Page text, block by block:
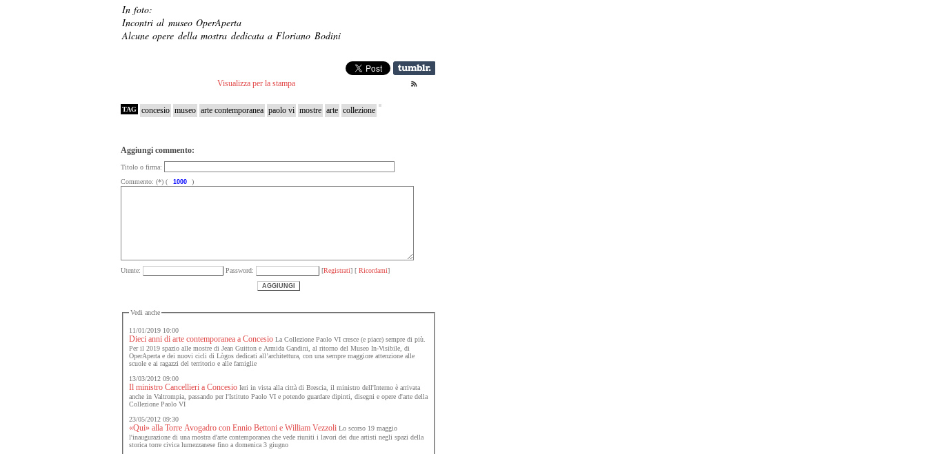
In foto:
Incontri al museo OperAperta
Alcune opere della mostra dedicata a Floriano Bodini
Visualizza per la stampa
TAG concesio museo arte contemporanea paolo vi mostre arte collezione
Aggiungi commento:
Titolo o firma:
Commento: (*) (
)
Utente: Password: [Registrati] [ Ricordami]
Vedi anche
11/01/2019 10:00
Dieci anni di arte contemporanea a ConcesioLa Collezione Paolo VI cresce (e piace) sempre di più.
Per il 2019 spazio alle mostre di Jean Guitton e Armida Gandini, al ritorno del Museo In-Visibile, di
OperAperta e dei nuovi cicli di Lògos dedicati all’architettura, con una sempre maggiore attenzione alle
scuole e ai ragazzi del territorio e alle famiglie
13/03/2012 09:00
Il ministro Cancellieri a ConcesioIeri in vista alla città di Brescia, il ministro dell'Interno è arrivata
anche in Valtrompia, passando per l'Istituto Paolo VI e potendo guardare dipinti, disegni e opere d'arte della
Collezione Paolo VI
23/05/2012 09:30
«Qui» alla Torre Avogadro con Ennio Bettoni e William VezzoliLo scorso 19 maggio
l'inaugurazione di una mostra d'arte contemporanea che vede riuniti i lavori dei due artisti negli spazi della
storica torre civica lumezzanese fino a domenica 3 giugno